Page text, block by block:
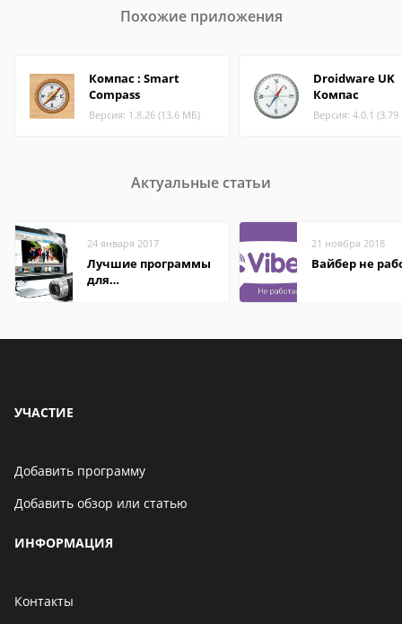
Похожие приложения
Компас : Smart
Compass
Версия: 1.8.26 (13.6 МБ)
Droidware UK
Компас
Версия: 4.0.1
Актуальные статьи
24 января 2017
Лучшие программы
для
21 ноября 2018
Вайбер не
УЧАСТИЕ
Добавить программу
Добавить обзор или статью
ИНФОРМАЦИЯ
Контакты